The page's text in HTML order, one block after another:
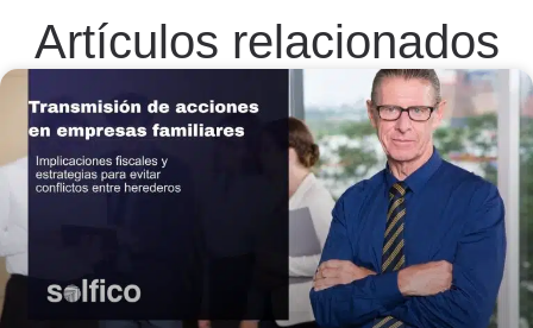
Artículos relacionados